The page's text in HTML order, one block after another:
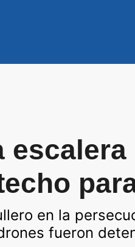
en la
fueron